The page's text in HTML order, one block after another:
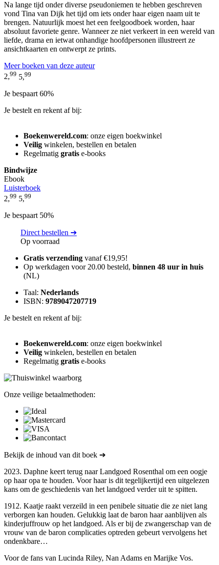
Na lange tijd onder diverse pseudoniemen te hebben geschreven
vond Tina van Dijk het tijd om iets onder haar eigen naam uit te
brengen. Natuurlijk moest het een feelgoodboek worden, haar
absoluut favoriete genre. Wanneer ze niet verkeert in een wereld van
liefde, drama en ietwat onhandige hoofdpersonen illustreert ze
ansichtkaarten en ontwerpt ze prints.
Meer boeken van deze auteur
2,99 5,99
Je bespaart 60%
Je bestelt en rekent af bij:
Boekenwereld.com: onze eigen boekwinkel
Veilig winkelen, bestellen en betalen
Regelmatig gratis e-books
Bindwijze
Ebook
Luisterboek
2,99 5,99
Je bespaart 50%
Direct bestellen ➔
Op voorraad
Gratis verzending vanaf €19,95!
Op werkdagen voor 20.00 besteld, binnen 48 uur in huis
(NL)
Taal: Nederlands
ISBN: 9789047207719
Je bestelt en rekent af bij:
Boekenwereld.com: onze eigen boekwinkel
Veilig winkelen, bestellen en betalen
Regelmatig gratis e-books
Onze veilige betaalmethoden:
Bekijk de inhoud van dit boek ➔
2023. Daphne keert terug naar Landgoed Rosenthal om een oogje
op haar opa te houden. Voor haar is dit tegelijkertijd een uitgelezen
kans om de geschiedenis van het landgoed verder uit te spitten.
1912. Kaatje raakt verzeild in een penibele situatie die ze niet lang
verborgen kan houden. Gelukkig laat de baron haar aanblijven als
kinderjuffrouw op het landgoed. Als er bij de zwangerschap van de
vrouw van de baron complicaties optreden gebeurt vervolgens het
ondenkbare…
Voor de fans van Lucinda Riley, Nan Adams en Marijke Vos.